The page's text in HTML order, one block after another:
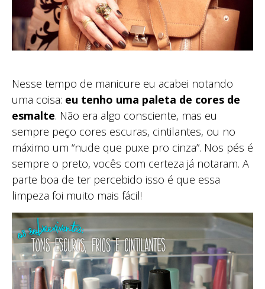
Nesse tempo de manicure eu acabei notando
uma coisa: eu tenho uma paleta de cores de
esmalte. Não era algo consciente, mas eu
sempre peço cores escuras, cintilantes, ou no
máximo um “nude que puxe pro cinza”. Nos pés é
sempre o preto, vocês com certeza já notaram. A
parte boa de ter percebido isso é que essa
limpeza foi muito mais fácil!